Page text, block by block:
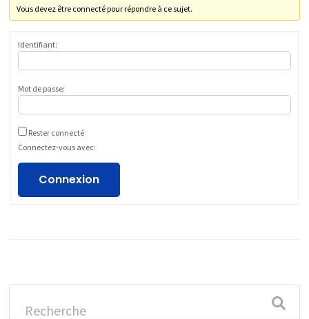
Vous devez être connecté pour répondre à ce sujet.
Identifiant:
Mot de passe:
Rester connecté
Connectez-vous avec:
Connexion